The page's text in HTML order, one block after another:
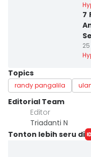
7
Topics
randy pangalila
Editorial Team
Editor
Triadanti N
Tonton lebih seru di